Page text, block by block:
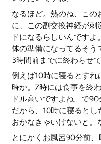
なるほど。熱のね、この
に、この副交換神経が刺
ドになるらしいんです
体の準備になってるそう
3時間前までに終わらせて
例えば10時に寝るとす
時か。7時には食事を終
ドル高いですよね。で
だから、10時に寝ると
おかなきゃいけないと。
とにかくお風呂90分前